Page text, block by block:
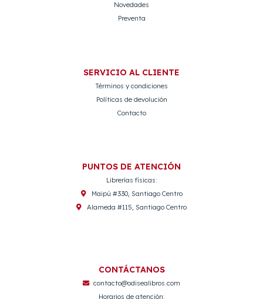
Novedades
Preventa
SERVICIO AL CLIENTE
Términos y condiciones
Políticas de devolución
Contacto
PUNTOS DE ATENCIÓN
Librerías físicas:
Maipú #330, Santiago Centro
Alameda #115, Santiago Centro
CONTÁCTANOS
contacto@odisealibros.com
Horarios de atención: